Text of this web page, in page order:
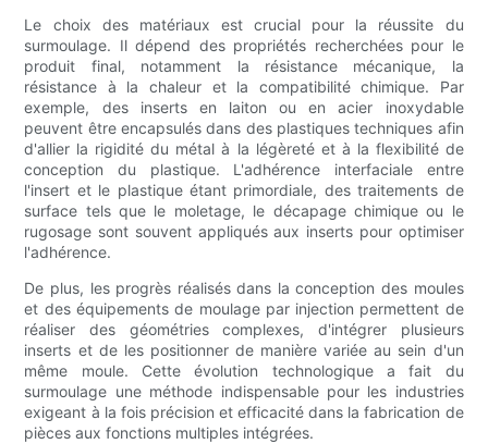
Le choix des matériaux est crucial pour la réussite du
surmoulage. Il dépend des propriétés recherchées pour le
produit final, notamment la résistance mécanique, la
résistance à la chaleur et la compatibilité chimique. Par
exemple, des inserts en laiton ou en acier inoxydable
peuvent être encapsulés dans des plastiques techniques afin
d'allier la rigidité du métal à la légèreté et à la flexibilité de
conception du plastique. L'adhérence interfaciale entre
l'insert et le plastique étant primordiale, des traitements de
surface tels que le moletage, le décapage chimique ou le
rugosage sont souvent appliqués aux inserts pour optimiser
l'adhérence.
De plus, les progrès réalisés dans la conception des moules
et des équipements de moulage par injection permettent de
réaliser des géométries complexes, d'intégrer plusieurs
inserts et de les positionner de manière variée au sein d'un
même moule. Cette évolution technologique a fait du
surmoulage une méthode indispensable pour les industries
exigeant à la fois précision et efficacité dans la fabrication de
pièces aux fonctions multiples intégrées.